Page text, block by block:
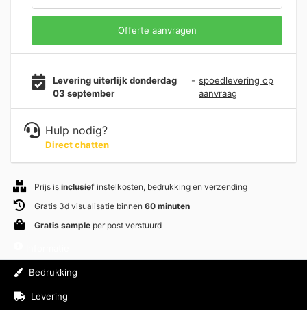
Offerte aanvragen
Levering uiterlijk donderdag
03 september
- spoedlevering op
aanvraag
Hulp nodig?
Direct chatten
Prijs is inclusief instelkosten, bedrukking en verzending
Gratis 3d visualisatie binnen 60 minuten
Gratis sample per post verstuurd
Bedrukking
Levering